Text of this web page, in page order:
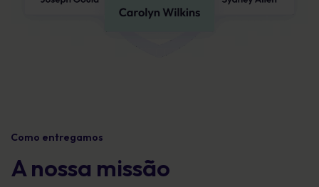
Como entregamos
A nossa missão